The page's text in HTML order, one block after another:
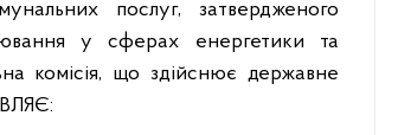
послуг, затвердженого
у сферах енергетики та
комісія, що здійснює державне